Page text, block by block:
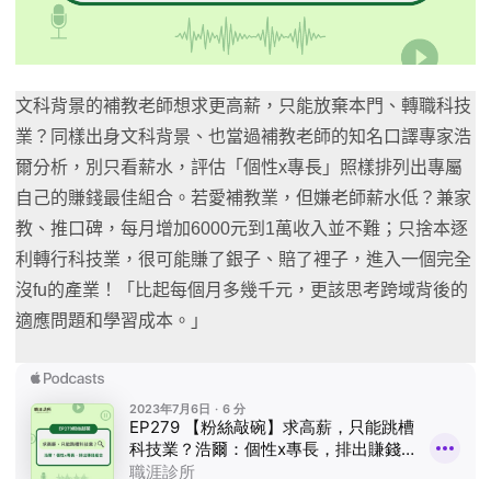
文科背景的補教老師想求更高薪，只能放棄本門、轉職科技
業？同樣出身文科背景、也當過補教老師的知名口譯專家浩
爾分析，別只看薪水，評估「個性x專長」照樣排列出專屬
自己的賺錢最佳組合。若愛補教業，但嫌老師薪水低？兼家
教、推口碑，每月增加6000元到1萬收入並不難；只捨本逐
利轉行科技業，很可能賺了銀子、賠了裡子，進入一個完全
沒fu的產業！「比起每個月多幾千元，更該思考跨域背後的
適應問題和學習成本。」